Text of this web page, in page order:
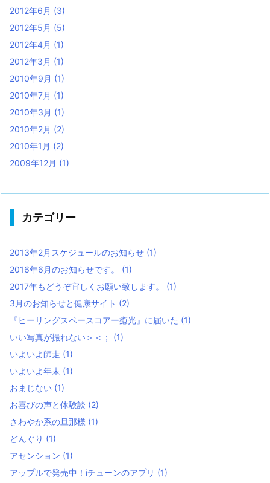
2012年6月 (3)
2012年5月 (5)
2012年4月 (1)
2012年3月 (1)
2010年9月 (1)
2010年7月 (1)
2010年3月 (1)
2010年2月 (2)
2010年1月 (2)
2009年12月 (1)
カテゴリー
2013年2月スケジュールのお知らせ (1)
2016年6月のお知らせです。 (1)
2017年もどうぞ宜しくお願い致します。 (1)
3月のお知らせと健康サイト (2)
『ヒーリングスペースコアー癒光』に届いた (1)
いい写真が撮れない＞＜； (1)
いよいよ師走 (1)
いよいよ年末 (1)
おまじない (1)
お喜びの声と体験談 (2)
さわやか系の旦那様 (1)
どんぐり (1)
アセンション (1)
アップルで発売中！iチューンのアプリ (1)